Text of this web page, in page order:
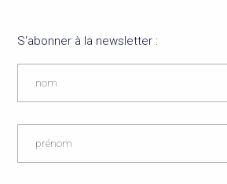
S'abonner à la newsletter :